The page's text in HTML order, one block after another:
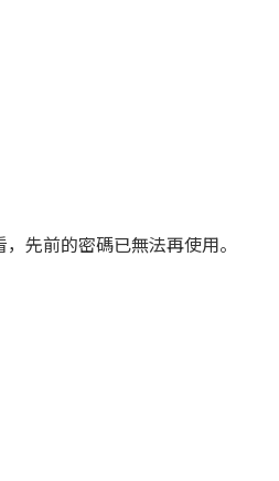
先前的密碼已無法再使用。